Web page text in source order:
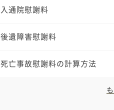
入通院慰謝料
後遺障害慰謝料
死亡事故慰謝料の計算方法